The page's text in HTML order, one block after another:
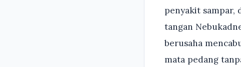
penyakit sampar,
tangan
berusaha
mata pedang